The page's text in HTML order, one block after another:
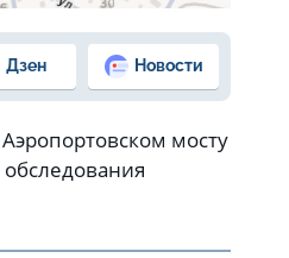
Дзен Новости
мосту